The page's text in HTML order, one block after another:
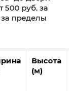
500 руб. за
пределы
Высота
(м)